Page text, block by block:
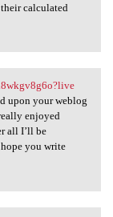
calculated
upon your weblog
enjoyed
all I’ll be
you write